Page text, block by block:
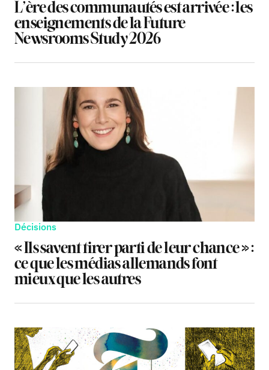
L’ère des communautés est arrivée : les
enseignements de la Future
Newsrooms Study 2026
Décisions
« Ils savent tirer parti de leur chance » :
ce que les médias allemands font
mieux que les autres